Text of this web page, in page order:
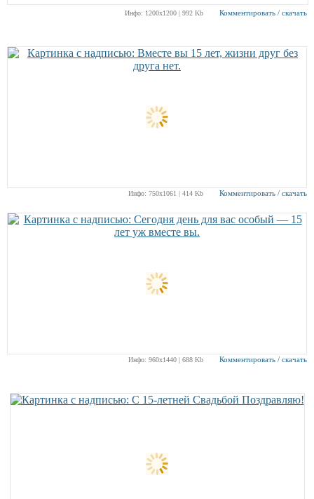
Инфо: 1200х1200 | 992 Kb Комментировать / скачать
Инфо: 750х1061 | 414 Kb Комментировать / скачать
Инфо: 960х1440 | 688 Kb Комментировать / скачать